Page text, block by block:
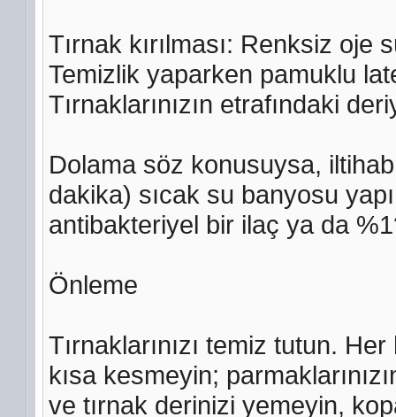
Tırnak kırılması: Renksiz oje
Temizlik yaparken pamuklu
Tırnaklarınızın etrafındaki
Dolama söz konusuysa,
dakika) sıcak su banyosu
antibakteriyel bir ilaç ya da
Önleme
Tırnaklarınızı temiz tutun.
kısa kesmeyin;
ve tırnak derinizi yemeyin,